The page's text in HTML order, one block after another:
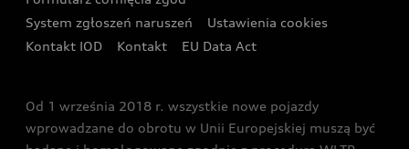
Audi exclusive
Audi i Puchar Świata w Skokach Narciarskich w
Zakopanem
System zgłoszeń naruszeń
Ustawienia cookies
Kontakt IOD
Kontakt EU Data Act
Od 1 września 2018 r. wszystkie nowe pojazdy
wprowadzane do obrotu w Unii Europejskiej muszą być